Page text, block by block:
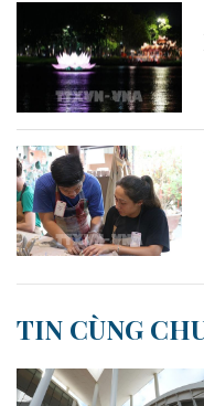
TIN CÙNG